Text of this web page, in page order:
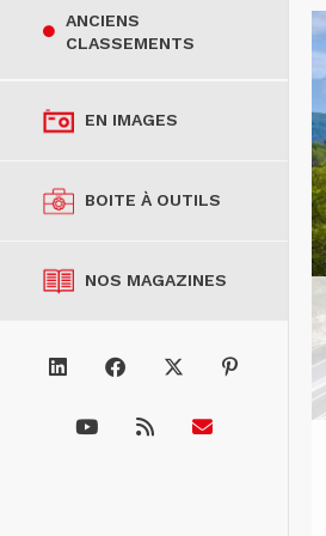
ANCIENS
CLASSEMENTS
EN IMAGES
BOITE À OUTILS
NOS MAGAZINES